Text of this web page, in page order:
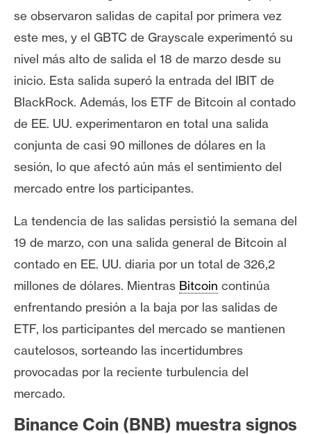
se observaron salidas de capital por primera vez
este mes, y el GBTC de Grayscale experimentó su
nivel más alto de salida el 18 de marzo desde su
inicio. Esta salida superó la entrada del IBIT de
BlackRock. Además, los ETF de Bitcoin al contado
de EE. UU. experimentaron en total una salida
conjunta de casi 90 millones de dólares en la
sesión, lo que afectó aún más el sentimiento del
mercado entre los participantes.
La tendencia de las salidas persistió la semana del
19 de marzo, con una salida general de Bitcoin al
contado en EE. UU. diaria por un total de 326,2
millones de dólares. Mientras Bitcoin continúa
enfrentando presión a la baja por las salidas de
ETF, los participantes del mercado se mantienen
cautelosos, sorteando las incertidumbres
provocadas por la reciente turbulencia del
mercado.
Binance Coin (BNB) muestra signos